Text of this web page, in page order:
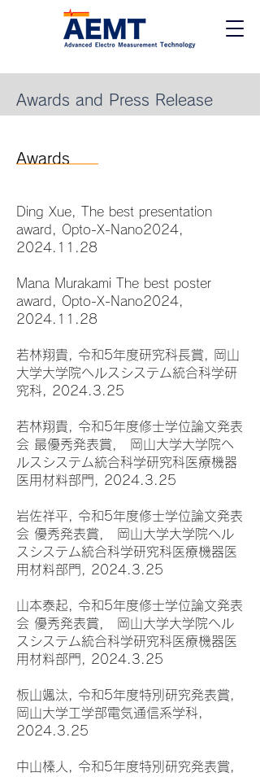
Awards and Press Release
Awards
Ding Xue, The best presentation
award, Opto-X-Nano2024,
2024.11.28
Mana Murakami The best poster
award, Opto-X-Nano2024,
2024.11.28
若林翔貴, 令和5年度研究科長賞, 岡山
大学大学院ヘルスシステム統合科学研
究科, 2024.3.25
若林翔貴, 令和5年度修士学位論文発表
会 最優秀発表賞， 岡山大学大学院ヘ
ルスシステム統合科学研究科医療機器
医用材料部門, 2024.3.25
岩佐祥平, 令和5年度修士学位論文発表
会 優秀発表賞， 岡山大学大学院ヘル
スシステム統合科学研究科医療機器医
用材料部門, 2024.3.25
山本泰起, 令和5年度修士学位論文発表
会 優秀発表賞， 岡山大学大学院ヘル
スシステム統合科学研究科医療機器医
用材料部門, 2024.3.25
板山颯汰, 令和5年度特別研究発表賞,
岡山大学工学部電気通信系学科,
2024.3.25
中山榛人, 令和5年度特別研究発表賞,